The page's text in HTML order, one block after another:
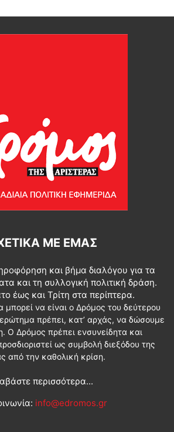
ΜΕ ΕΜΆΣ
και βήμα διαλόγου για τα
και τη συλλογική πολιτική δράση.
έως και Τρίτη στα περίπτερα.
μπορεί να είναι ο Δρόμος του δεύτερου
πρέπει, κατ’ αρχάς, να δώσουμε
Ο Δρόμος πρέπει ενσυνείδητα και
ως συμβολή διεξόδου της
από την καθολική κρίση.
περισσότερα...
info@edromos.gr